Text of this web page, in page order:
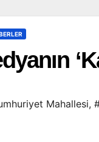
Mahallesi,